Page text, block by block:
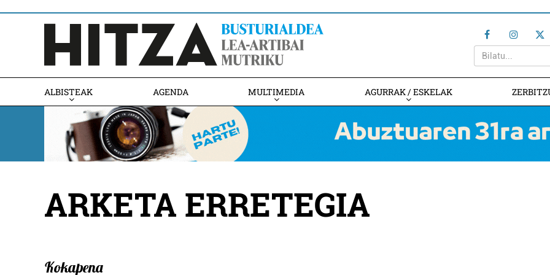
ALBISTEAK AGENDA MULTIMEDIA AGURRAK / ESKELAK
ARKETA ERRETEGIA
Kokapena